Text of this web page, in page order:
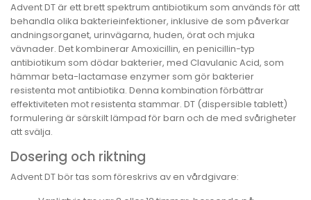
Advent DT är ett brett spektrum antibiotikum som används för att
behandla olika bakterieinfektioner, inklusive de som påverkar
andningsorganet, urinvägarna, huden, örat och mjuka
vävnader. Det kombinerar Amoxicillin, en penicillin-typ
antibiotikum som dödar bakterier, med Clavulanic Acid, som
hämmar beta-lactamase enzymer som gör bakterier
resistenta mot antibiotika. Denna kombination förbättrar
effektiviteten mot resistenta stammar. DT (dispersible tablett)
formulering är särskilt lämpad för barn och de med svårigheter
att svälja.
Dosering och riktning
Advent DT bör tas som föreskrivs av en vårdgivare: